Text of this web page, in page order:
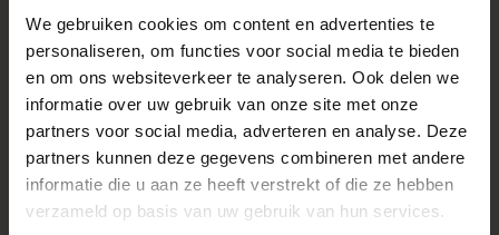
We gebruiken cookies om content en advertenties te
personaliseren, om functies voor social media te bieden
en om ons websiteverkeer te analyseren. Ook delen we
informatie over uw gebruik van onze site met onze
partners voor social media, adverteren en analyse. Deze
partners kunnen deze gegevens combineren met andere
informatie die u aan ze heeft verstrekt of die ze hebben
verzameld op basis van uw gebruik van hun services.
Verwarm de oven voor op 180 graden.
Meng het speltmeel met de speculaaskruiden, kaneel,
bakpoeder en snuf zout.
Voeg hier de halvarine, suikervervanger en
amandeldrink aan toe en kneed met je vingers tot een